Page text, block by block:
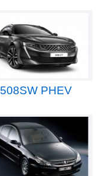
508SW PHEV